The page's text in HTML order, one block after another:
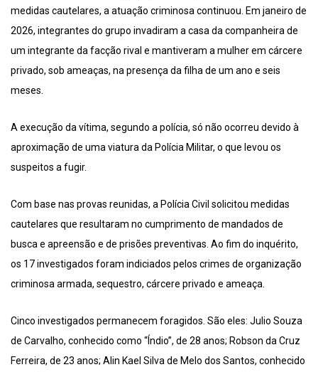
medidas cautelares, a atuação criminosa continuou. Em janeiro de
2026, integrantes do grupo invadiram a casa da companheira de
um integrante da facção rival e mantiveram a mulher em cárcere
privado, sob ameaças, na presença da filha de um ano e seis
meses.
A execução da vítima, segundo a polícia, só não ocorreu devido à
aproximação de uma viatura da Polícia Militar, o que levou os
suspeitos a fugir.
Com base nas provas reunidas, a Polícia Civil solicitou medidas
cautelares que resultaram no cumprimento de mandados de
busca e apreensão e de prisões preventivas. Ao fim do inquérito,
os 17 investigados foram indiciados pelos crimes de organização
criminosa armada, sequestro, cárcere privado e ameaça.
Cinco investigados permanecem foragidos. São eles: Julio Souza
de Carvalho, conhecido como “Índio”, de 28 anos; Robson da Cruz
Ferreira, de 23 anos; Alin Kael Silva de Melo dos Santos, conhecido